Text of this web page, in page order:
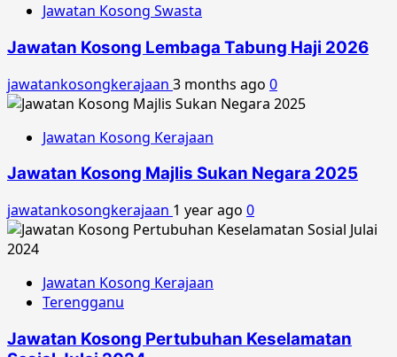
Jawatan Kosong Swasta
Jawatan Kosong Lembaga Tabung Haji 2026
jawatankosongkerajaan 3 months ago 0
Jawatan Kosong Kerajaan
Jawatan Kosong Majlis Sukan Negara 2025
jawatankosongkerajaan 1 year ago 0
Jawatan Kosong Kerajaan
Terengganu
Jawatan Kosong Pertubuhan Keselamatan